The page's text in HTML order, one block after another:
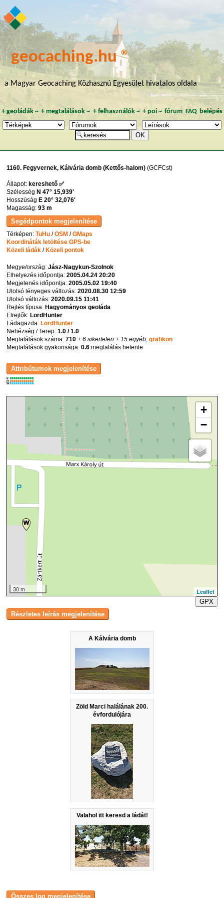
geocaching.hu ®
a Magyar Geocaching Közhasznú Egyesület hivatalos oldala
+ geoládák~ +megtalálások ~ + felhasználók~ + poi~ fórum FAQ belépés
1160. Fegyvernek, Kálvária domb (Kettős-halom) (GCFCst)
A Kálvária domb
Zöld Marci halálának 200.
évfordulójára
Valahol itt keresd a ládát!
Állapot: kereshető ✅
Szélesség N 47° 15,939'
Hosszúság E 20° 32,076'
Magasság:93 m
Térképen:TuHu /OSM /GMaps
Koordináták letöltése GPS-be
Közeli ládák /Közeli pontok
Megye/ország:Jász-Nagykun-Szolnok
Elhelyezés időpontja:2005.04.24 20:20
Megjelenés időpontja:2005.05.02 19:40
Utolsó lényeges változás:2020.08.30 12:59
Utolsó változás:2020.09.15 11:41
Rejtés típusa:Hagyományos geoláda
Elrejtők:LordHunter
Ládagazda:LordHunter
Nehézség / Terep:1.0 / 1.0
Megtalálások száma:710 + 6 sikertelen + 15 egyéb ,grafikon
Megtalálások gyakorisága:0.6 megtalálás hetente
K
R
W
+
−
30 m
Leaflet
GPX